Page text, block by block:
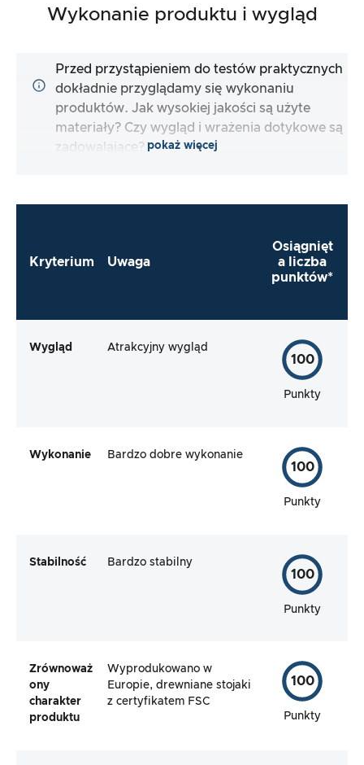
Wykonanie produktu i wygląd
Przed przystąpieniem do testów praktycznych
dokładnie przyglądamy się wykonaniu
produktów. Jak wysokiej jakości są użyte
materiały? Czy wygląd i wrażenia dotykowe są
zadowalające? pokaż więcej
Kryterium Uwaga
Osiągnięt
a liczba
punktów*
Wygląd Atrakcyjny wygląd
100
Punkty
Wykonanie Bardzo dobre wykonanie
100
Punkty
Stabilność Bardzo stabilny
100
Punkty
Zrównoważ
ony
charakter
produktu
Wyprodukowano w
Europie, drewniane stojaki
z certyfikatem FSC
100
Punkty